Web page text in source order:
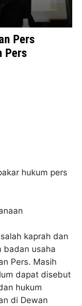
Pers
Pers
hukum pers
kaprah dan
badan usaha
Pers. Masih
dapat disebut
hukum
di Dewan